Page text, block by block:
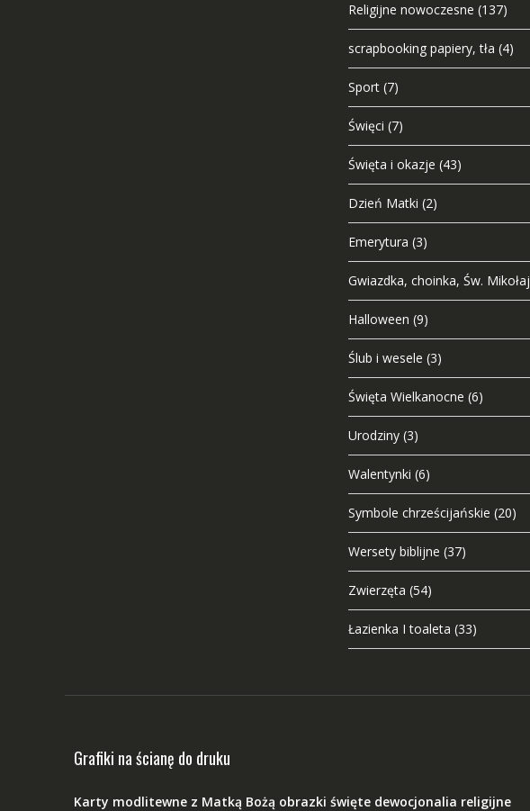
Religijne nowoczesne (137)
scrapbooking papiery, tła (4)
Sport (7)
Święci (7)
Święta i okazje (43)
Dzień Matki (2)
Emerytura (3)
Gwiazdka, choinka, Św. Mikołaj
Halloween (9)
Ślub i wesele (3)
Święta Wielkanocne (6)
Urodziny (3)
Walentynki (6)
Symbole chrześcijańskie (20)
Wersety biblijne (37)
Zwierzęta (54)
Łazienka I toaleta (33)
Grafiki na ścianę do druku
Karty modlitewne z Matką Bożą obrazki święte dewocjonalia religijne